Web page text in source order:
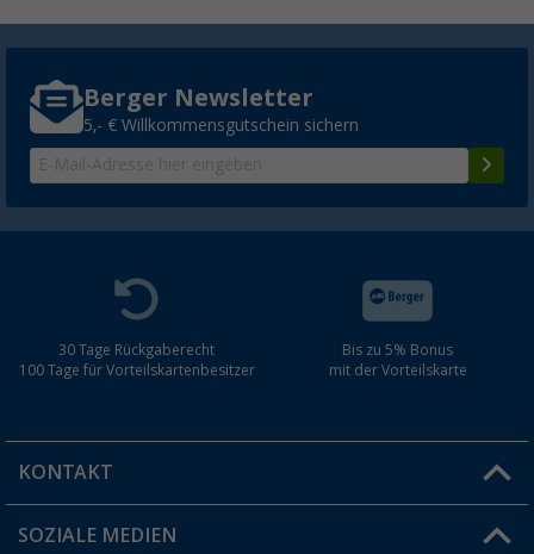
Berger Newsletter
5,- € Willkommensgutschein sichern
30 Tage Rückgaberecht
100 Tage für Vorteilskartenbesitzer
Bis zu 5% Bonus
mit der Vorteilskarte
KONTAKT
Du hast eine Frage?
SOZIALE MEDIEN